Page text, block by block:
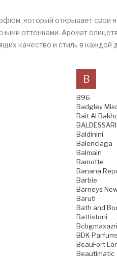
который открывает
оттенками. Аромат
качество и стиль в каждой
B
B96
Badgley
Bait Al
Baldinini
Balenciaga
Balmain
Bamotte
Banana
Barbie
Barneys
Baruti
Bath and
Battistoni
BDK
BeauFort
Beautimatic